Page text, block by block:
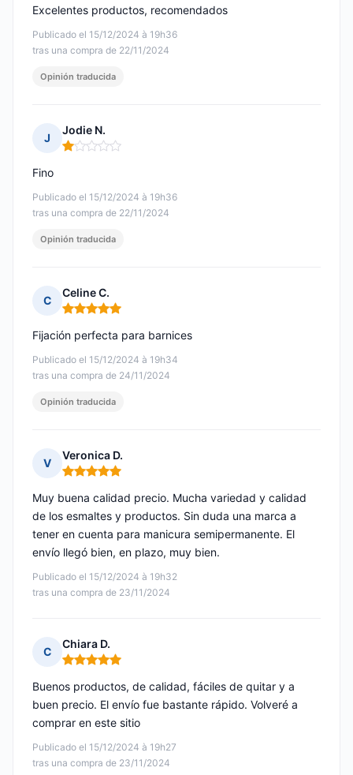
Publicado el 15/12/2024 à 19h36
tras una compra de 22/11/2024
Excelentes productos, recomendados
Opinión traducida
J
Jodie N.
Nota: 1 de 5
Publicado el 15/12/2024 à 19h36
tras una compra de 22/11/2024
Fino
Opinión traducida
C
Celine C.
Nota: 5 de 5
Publicado el 15/12/2024 à 19h34
tras una compra de 24/11/2024
Fijación perfecta para barnices
Opinión traducida
V
Veronica D.
Nota: 5 de 5
Publicado el 15/12/2024 à 19h32
tras una compra de 23/11/2024
Muy buena calidad precio. Mucha variedad y calidad
de los esmaltes y productos. Sin duda una marca a
tener en cuenta para manicura semipermanente. El
envío llegó bien, en plazo, muy bien.
C
Chiara D.
Nota: 5 de 5
Publicado el 15/12/2024 à 19h27
tras una compra de 23/11/2024
Buenos productos, de calidad, fáciles de quitar y a
buen precio. El envío fue bastante rápido. Volveré a
comprar en este sitio